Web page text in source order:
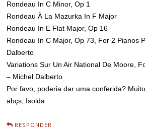
Rondeau In C Minor, Op 1
Rondeau À La Mazurka In F Major
Rondeau In E Flat Major, Op 16
Rondeau In C Major, Op 73, For 2 Pianos
Dalberto
Variations Sur Un Air National De Moore,
– Michel Dalberto
Por favo, poderia dar uma conferida?
abçs, Isolda
RESPONDER